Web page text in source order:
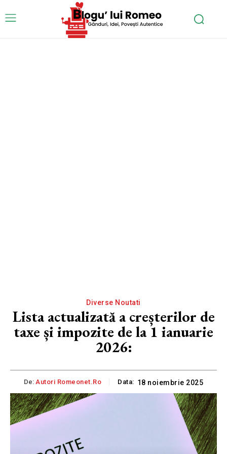
Diverse Noutati
Lista actualizată a creșterilor de
taxe și impozite de la 1 ianuarie
2026:
De: Autori Romeonet.ro Data: 18 noiembrie 2025